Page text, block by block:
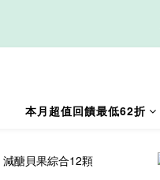
本月超值回饋最低62折